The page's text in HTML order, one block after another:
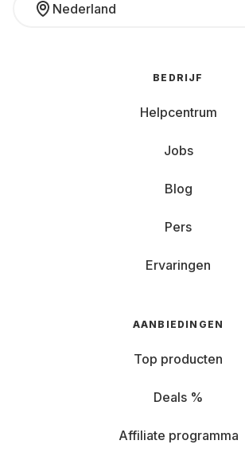
Nederland
BEDRIJF
Helpcentrum
Jobs
Blog
Pers
Ervaringen
AANBIEDINGEN
Top producten
Deals %
Affiliate programma